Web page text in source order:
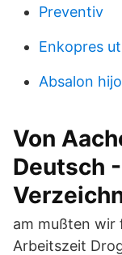
Preventiv
Enkopres
Absalon
Von
Deutsch
am mußten wir
Arbeitszeit